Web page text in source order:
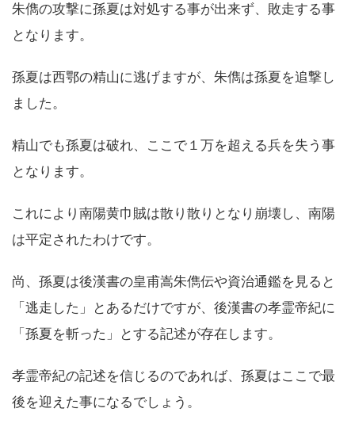
朱儁の攻撃に孫夏は対処する事が出来ず、敗走する事
となります。
孫夏は西鄂の精山に逃げますが、朱儁は孫夏を追撃し
ました。
精山でも孫夏は破れ、ここで１万を超える兵を失う事
となります。
これにより南陽黄巾賊は散り散りとなり崩壊し、南陽
は平定されたわけです。
尚、孫夏は後漢書の皇甫嵩朱儁伝や資治通鑑を見ると
「逃走した」とあるだけですが、後漢書の孝霊帝紀に
「孫夏を斬った」とする記述が存在します。
孝霊帝紀の記述を信じるのであれば、孫夏はここで最
後を迎えた事になるでしょう。